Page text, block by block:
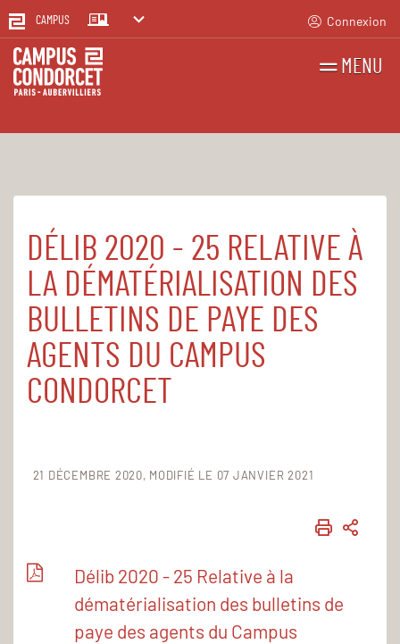
CAMPUS Connexion
MENU
Accueil Le Campus
Établissement public
Registre des actes administratifs
DÉLIB 2020 - 25 RELATIVE À
LA DÉMATÉRIALISATION DES
BULLETINS DE PAYE DES
AGENTS DU CAMPUS
CONDORCET
21 DÉCEMBRE 2020 MODIFIÉ LE 07 JANVIER 2021
Délib 2020 - 25 Relative à la
dématérialisation des bulletins de
paye des agents du Campus